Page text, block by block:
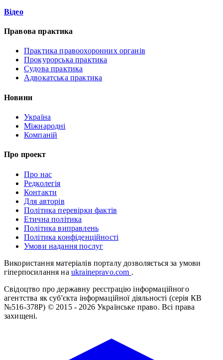
Відео
Правова практика
Практика правоохоронних органів
Прокурорська практика
Судова практика
Адвокатська практика
Новини
Україна
Міжнародні
Компаній
Про проект
Про нас
Редколегія
Контакти
Для авторів
Політика перевірки фактів
Етична політика
Політика виправлень
Політика конфіденційності
Умови надання послуг
Використання матеріалів порталу дозволяється за умови
гіперпосилання на ukrainepravo.com .
Свідоцтво про державну реєстрацію інформаційного
агентства як суб'єкта інформаційної діяльності (серія КВ
№516-378Р) © 2015 - 2026 Українське право. Всі права
захищені.